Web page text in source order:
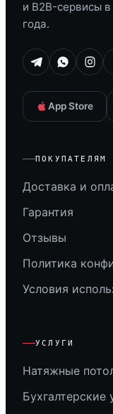
и B2B-сервисы
года.
App Store
ПОКУПАТЕЛЯМ
Доставка и
Гарантия
Отзывы
Политика
Условия
УСЛУГИ
Натяжные
Бухгалтерские